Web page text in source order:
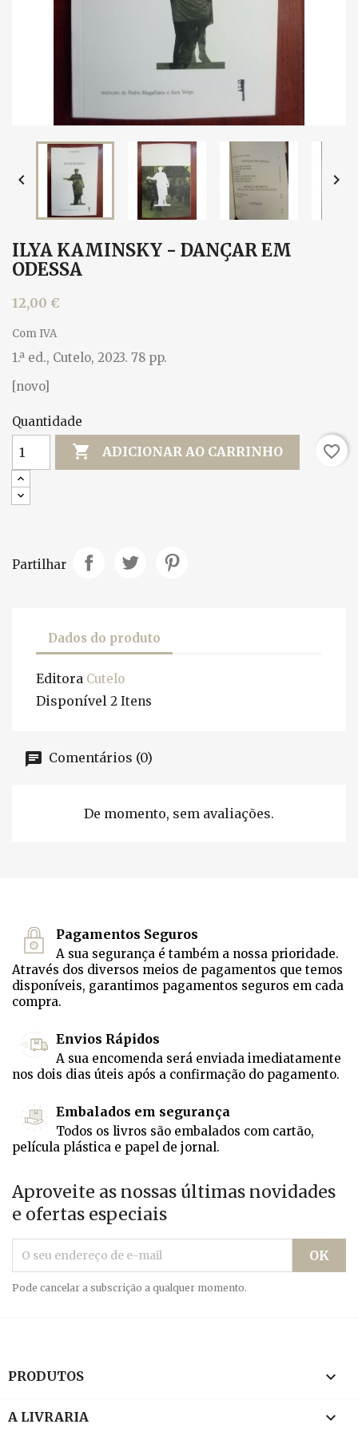
 
ILYA KAMINSKY - DANÇAR EM
ODESSA
12,00 €
Com IVA
1.ª ed., Cutelo, 2023. 78 pp.
[novo]
Quantidade
 ADICIONAR AO CARRINHO favorite_border
Partilhar
Dados do produto
Editora Cutelo
Disponível 2 Itens
Comentários (0)
De momento, sem avaliações.
Pagamentos Seguros
A sua segurança é também a nossa prioridade.
Através dos diversos meios de pagamentos que temos
disponíveis, garantimos pagamentos seguros em cada
compra.
Envios Rápidos
A sua encomenda será enviada imediatamente
nos dois dias úteis após a confirmação do pagamento.
Embalados em segurança
Todos os livros são embalados com cartão,
película plástica e papel de jornal.
Aproveite as nossas últimas novidades
e ofertas especiais
Pode cancelar a subscrição a qualquer momento.
PRODUTOS 
A LIVRARIA 